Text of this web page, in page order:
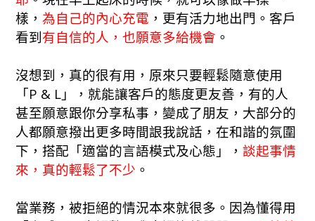
樣， 為自己的內心充電 ，更有活力地出門。客戶
看到有自信的人，也願意多給機會 。
沒想到，真的很有用，原來只要輕鬆隨意使用
「P & L」，就能讓客戶的態度更友善，有的人
甚至願意跟你分享私事，變成了朋友，大部分的
人都願意撥出更多時間詪我說話，在和諧的氛圍
下，搭配「適當的言語模式及心態」， 談起事情
來，真的輕鬆了不少 。
當業務，被拒絕的情況本來就很多。因為懂得用